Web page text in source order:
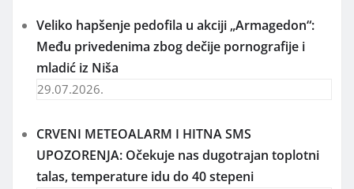
Veliko hapšenje pedofila u akciji „Armagedon“:
Među privedenima zbog dečije pornografije i
mladić iz Niša
29.07.2026.
CRVENI METEOALARM I HITNA SMS
UPOZORENJA: Očekuje nas dugotrajan toplotni
talas, temperature idu do 40 stepeni